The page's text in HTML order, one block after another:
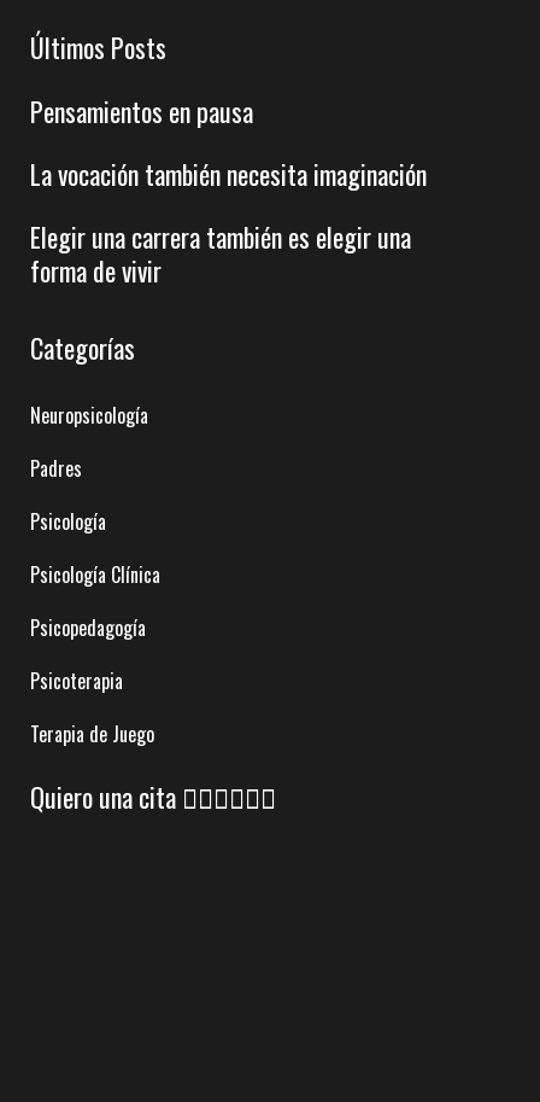
Últimos Posts
Pensamientos en pausa
La vocación también necesita imaginación
Elegir una carrera también es elegir una
forma de vivir
Categorías
Neuropsicología
Padres
Psicología
Psicología Clínica
Psicopedagogía
Psicoterapia
Terapia de Juego
Quiero una cita 👇🏼👇🏼👇🏼